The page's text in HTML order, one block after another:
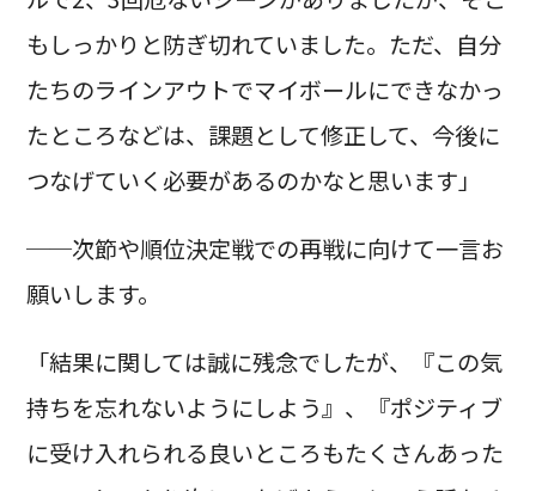
もしっかりと防ぎ切れていました。ただ、自分
たちのラインアウトでマイボールにできなかっ
たところなどは、課題として修正して、今後に
つなげていく必要があるのかなと思います」
──次節や順位決定戦での再戦に向けて一言お
願いします。
「結果に関しては誠に残念でしたが、『この気
持ちを忘れないようにしよう』、『ポジティブ
に受け入れられる良いところもたくさんあった